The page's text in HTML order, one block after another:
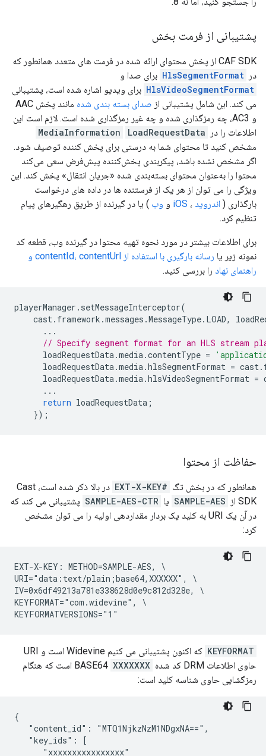
پشتیبانی از فرمت بخش
CAF SDK از پخش محتوای ارائه شده در فرمت های متعدد همانطور که
در HlsSegmentFormat برای صدا و
HlsVideoSegmentFormat برای ویدیو اشاره شده است، پشتیبانی
می کند. این شامل پشتیبانی از صدای بسته بندی شده
مانند پخش AAC
و AC3، چه رمزگذاری شده و چه غیر رمزگذاری شده است. لازم است این
اطلاعات را در
MediaInformation
LoadRequestData
مشخص کنید تا محتوای شما به درستی برای پخش کننده توصیف شود.
اگر مشخص نشده باشد، پیکربندی پخش‌کننده پیش‌فرض سعی می‌کند
محتوا را به‌عنوان محتوای بسته‌بندی شده «جریان انتقال» پخش کند. این
ویژگی را می توان از هر یک از فرستنده ها در داده های درخواست
بارگذاری ( اندروید ، iOS و وب ) یا در گیرنده از طریق رهگیرهای پیام
تنظیم کرد.
برای اطلاعات بیشتر در مورد نحوه تهیه محتوا در گیرنده وب، قطعه کد
نمونه زیر یا
رسانه بارگیری با استفاده از contentId، contentUrl و
راهنمای نهاد را بررسی کنید.
playerManager . setMessageInterceptor(
cast. framework .messages .MessageType. LOAD,
...
// Specify segment format for an HLS stream
loadRequestData.media.contentType =
loadRequestData.media.hlsSegmentFormat = cast.
loadRequestData.media.hlsVideoSegmentFormat =
...
return loadRequestData ;
});
حفاظت از محتوا
همانطور که در بخش تگ #EXT-X-KEY
در بالا ذکر شده است، Cast
SDK از
SAMPLE-AES یا SAMPLE-AES-CTR پشتیبانی می کند که
در آن یک URI به کلید یک بردار مقداردهی اولیه را می توان مشخص
کرد:
EXT-X-KEY: METHOD=SAMPLE-AES, \
URI="data:text/plain;base64,XXXXXX", \
IV=0x6df49213a781e338628d0e9c812d328e, \
KEYFORMAT="com.widevine", \
KEYFORMAT
که اکنون پشتیبانی می کنیم Widevine است و URI
حاوی اطلاعات DRM کد شده BASE64
XXXXXXX
است که هنگام
رمزگشایی حاوی شناسه کلید است:
{
   "content_id": "MTQ1NjkzNzM1NDgxNA==",
   "key_ids": [
      "xxxxxxxxxxxxxxxx"